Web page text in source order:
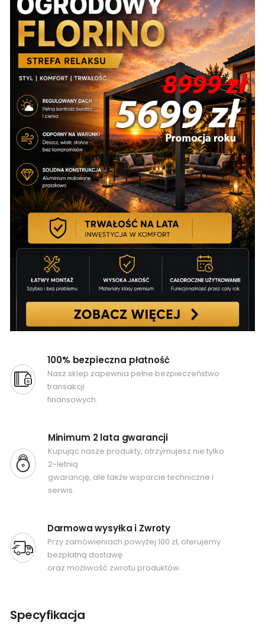
100% bezpieczna płatność
Nasz sklep zapewnia pełne bezpieczeństwo
transakcji
finansowych.
Minimum 2 lata gwarancji
Kupując nasze produkty, otrzymujesz nie tylko
2-letnią
gwarancję, ale także wsparcie techniczne i
serwis.
Darmowa wysyłka i Zwroty
Przy zamówieniach powyżej 100 zł, oferujemy
bezpłatną dostawę
oraz możliwość zwrotu produktów.
Specyfikacja